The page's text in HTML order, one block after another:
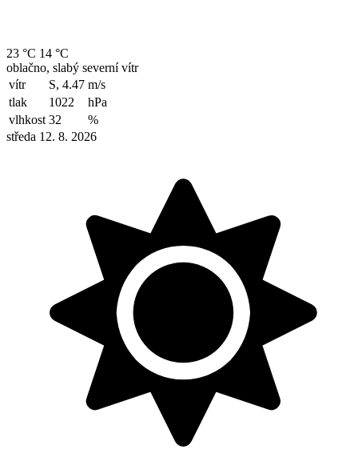
23 °C 14 °C
oblačno, slabý severní vítr
vítr
S, 4.47 m/s
tlak
1022
hPa
vlhkost 32
%
středa 12. 8. 2026